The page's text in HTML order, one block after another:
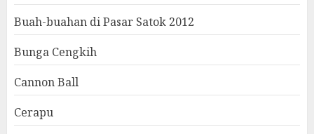
Buah-buahan di Pasar Satok 2012
Bunga Cengkih
Cannon Ball
Cerapu